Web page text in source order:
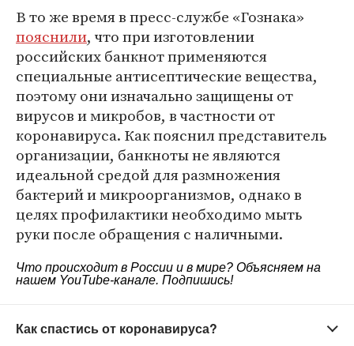
В то же время в пресс-службе «Гознака»
пояснили, что при изготовлении
российских банкнот применяются
специальные антисептические вещества,
поэтому они изначально защищены от
вирусов и микробов, в частности от
коронавируса. Как пояснил представитель
организации, банкноты не являются
идеальной средой для размножения
бактерий и микроорганизмов, однако в
целях профилактики необходимо мыть
руки после обращения с наличными.
Что происходит в России и в мире? Объясняем на
нашем YouTube-канале. Подпишись!
Как спастись от коронавируса?